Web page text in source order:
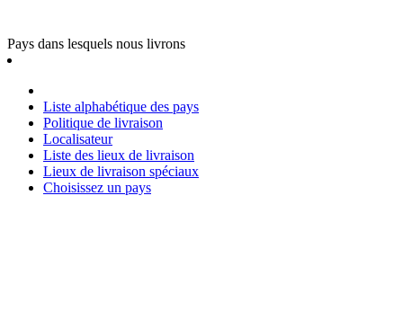
Pays dans lesquels nous livrons
Liste alphabétique des pays
Politique de livraison
Localisateur
Liste des lieux de livraison
Lieux de livraison spéciaux
Choisissez un pays